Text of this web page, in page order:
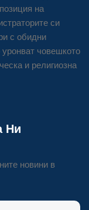
на
си
с обидни
човешкото
и религиозна
Ни
новини в